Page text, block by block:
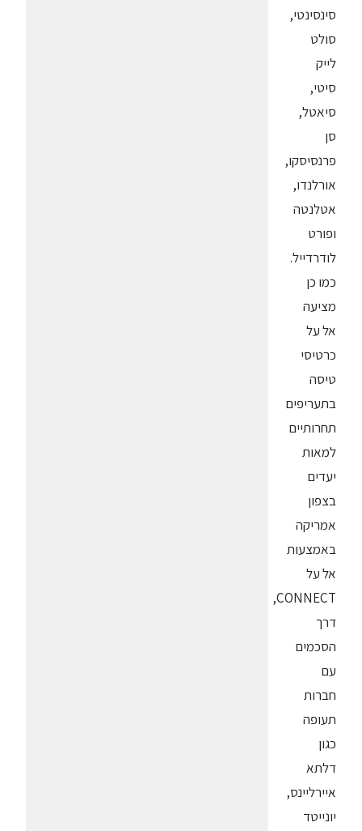
סינסינטי,
סולט
לייק
סיטי,
סיאטל,
סן
פרנסיסקו,
אורלנדו,
אטלנטה
ופורט
לודרדייל.
כמו כן
מציעה
אל על
כרטיסי
טיסה
בתעריפים
תחרותיים
למאות
יעדים
בצפון
אמריקה
באמצעות
אל על
CONNECT,
דרך
הסכמים
עם
חברות
תעופה
כגון
דלתא
איירליינס,
יונייטד